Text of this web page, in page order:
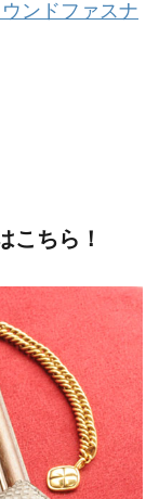
ンドファスナ
こちら！